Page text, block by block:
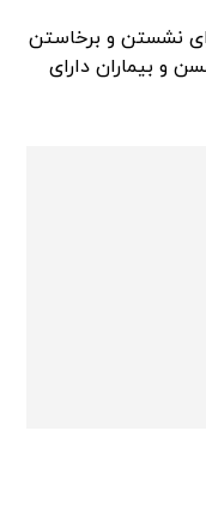
نشستن و برخاستن
و بیماران دارای